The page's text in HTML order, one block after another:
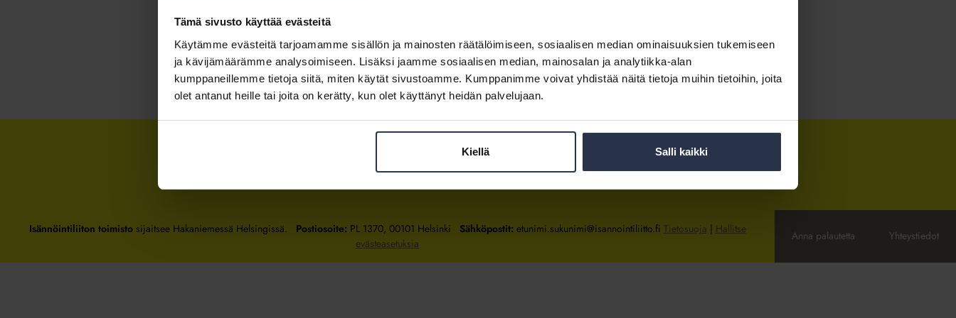
Tämä sivusto käyttää evästeitä
Käytämme evästeitä tarjoamamme sisällön ja mainosten räätälöimiseen, sosiaalisen median ominaisuuksien tukemiseen
ja kävijämäärämme analysoimiseen. Lisäksi jaamme sosiaalisen median, mainosalan ja analytiikka-alan
kumppaneillemme tietoja siitä, miten käytät sivustoamme. Kumppanimme voivat yhdistää näitä tietoja muihin tietoihin, joita
olet antanut heille tai joita on kerätty, kun olet käyttänyt heidän palvelujaan.
Kiellä Salli kaikki
Kirjaudu sisään
Tietoa jäsenyydestä
Isännöintiliiton toimistosijaitsee Hakaniemessä Helsingissä. Postiosoite: PL 1370, 00101 Helsinki Sähköpostit: etunimi.sukunimi@isannointiliitto.fi Tietosuoja | Hallitse
evästeasetuksia
Anna palautetta Yhteystiedot